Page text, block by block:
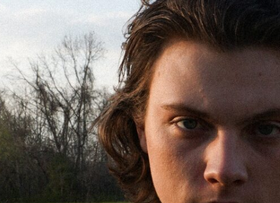
Place de la famille
Concours